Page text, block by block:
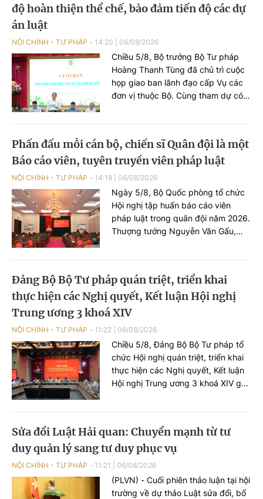
độ hoàn thiện thể chế, bảo đảm tiến độ các dự
án luật
NỘI CHÍNH - TƯ PHÁP 14:20 06/08/2026
Chiều 5/8, Bộ trưởng Bộ Tư pháp
Hoàng Thanh Tùng đã chủ trì cuộc
họp giao ban lãnh đạo cấp Vụ các
đơn vị thuộc Bộ. Cùng tham dự có
Phấn đấu mỗi cán bộ, chiến sĩ Quân đội là một
Báo cáo viên, tuyên truyền viên pháp luật
NỘI CHÍNH - TƯ PHÁP 14:18 06/08/2026
Ngày 5/8, Bộ Quốc phòng tổ chức
Hội nghị tập huấn báo cáo viên
pháp luật trong quân đội năm 2026.
Thượng tướng Nguyễn Văn Gấu,
Đảng Bộ Bộ Tư pháp quán triệt, triển khai
thực hiện các Nghị quyết, Kết luận Hội nghị
Trung ương 3 khoá XIV
NỘI CHÍNH - TƯ PHÁP 11:22 06/08/2026
Chiều 5/8, Đảng Bộ Bộ Tư pháp tổ
chức Hội nghị quán triệt, triển khai
thực hiện các Nghị quyết, Kết luận
Hội nghị Trung ương 3 khoá XIV gắn
Sửa đổi Luật Hải quan: Chuyển mạnh từ tư
duy quản lý sang tư duy phục vụ
NỘI CHÍNH - TƯ PHÁP 11:21 06/08/2026
(PLVN) - Cuối phiên thảo luận tại hội
trường về dự thảo Luật sửa đổi, bổ